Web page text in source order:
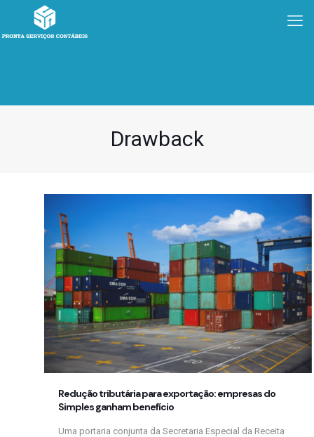
Drawback
Redução tributária para exportação: empresas do
Simples ganham benefício
Uma portaria conjunta da Secretaria Especial da Receita